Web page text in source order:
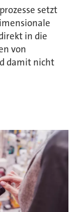
setzt
in die
von
damit nicht